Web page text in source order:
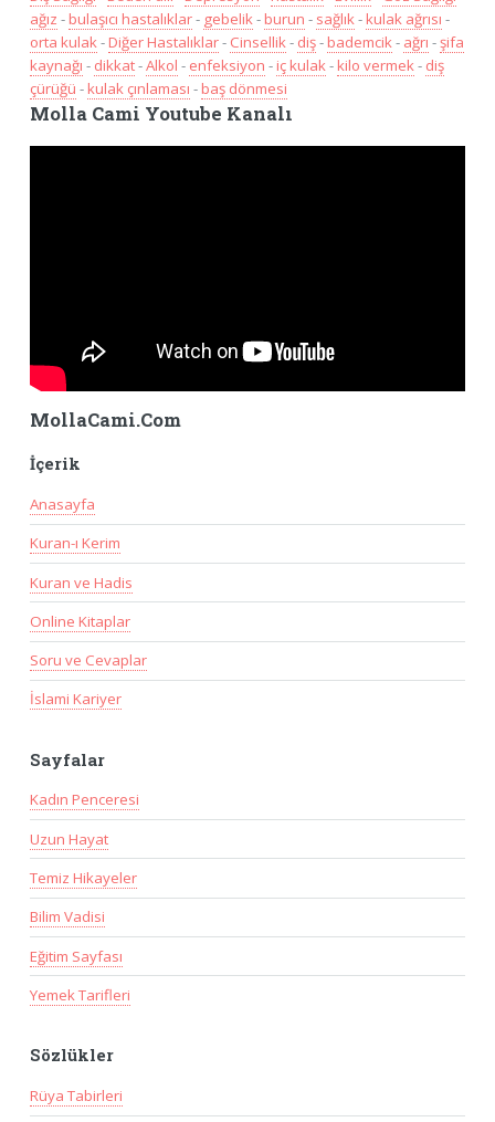
ağız -bulaşıcı hastalıklar- gebelik-burun - sağlık-kulak ağrısı -
orta kulak-Diğer Hastalıklar- Cinsellik- diş-bademcik- ağrı -şifa
kaynağı - dikkat-Alkol - enfeksiyon -iç kulak-kilo vermek- diş
çürüğü -kulak çınlaması -baş dönmesi
Molla Cami Youtube Kanalı
MollaCami.Com
İçerik
Anasayfa
Kuran-ı Kerim
Kuran ve Hadis
Online Kitaplar
Soru ve Cevaplar
İslami Kariyer
Sayfalar
Kadın Penceresi
Uzun Hayat
Temiz Hikayeler
Bilim Vadisi
Eğitim Sayfası
Yemek Tarifleri
Sözlükler
Rüya Tabirleri